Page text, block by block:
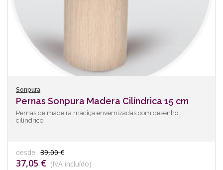
Sonpura
Pernas Sonpura Madera Cilíndrica 15 cm
Pernas de madeira maciça envernizadas com desenho
cilíndrico.
desde 39,00 €
37,05 € (IVA incluído)